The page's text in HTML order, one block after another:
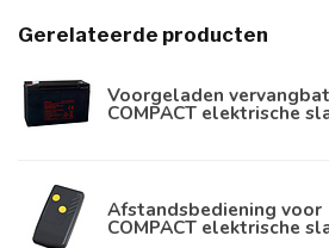
Gerelateerde producten
Voorgeladen
COMPACT elektrische
Afstandsbediening voor
COMPACT elektrische